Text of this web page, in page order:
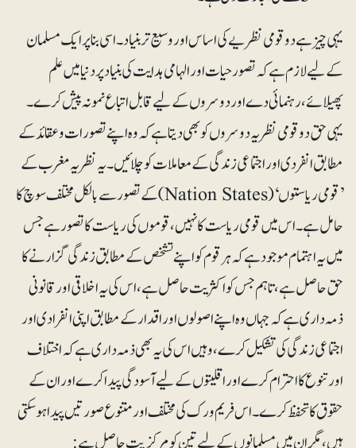
یہی چیز ہے دوقومی نظریے کی اساس اور وسیع تر بنیاد۔ اسی بنا پر ایک مسلمان
کے لیے لازم ہے کہ تصور حیات اور الہامی ہدایت کی بنیاد پر دنیا میں علم
پھیلائے، رہنمائی دے اور دوسروں کے لیے قابل اتباع نمونہ پیش کرے۔
یہی حق دو قومی نظریہ دوسروں کو بھی دیتا ہے کہ وہ اپنے تصورات و عقائد کے
مطابق انفردی اور اجتماعی زندگی کے معاملات کو چلائیں۔ یہ نظریہ مغرب کے
’قومی ریاستوں‘ (Nation States) کے تصور سے بالکل مختلف سوچ کا
حامل ہے۔ اس میں قومی ریاست کا نہیں، قوموں کی ریاست کا تصور ہے جس
میں یہ اہتمام موجود ہے کہ ہر قوم کو اپنے تشخص کے مطابق زندگی گزارنے کا
حق حاصل ہے، تاہم جس کو اکثریت حاصل ہے، اس کی یہ اخلاقی اور قانونی
ذمہ داری ہے کہ جہاں وہ اپنے اصولوں اور اقدار کے مطابق اپنی انفرادی اور
اجتماعی زندگی کی تشکیل کرے، وہیں اس کی یہ بھی ذمہ داری ہے کہ اختلاف
اور تنوع کا احترام کرے اور اقلیتوں کے لیے آسودگی پیدا کرے اور ان کے
حقوق کا تحفظ کرے۔ اس فریم ورک کی مختلف اور متنوع صورتیں پیدا ہو سکتی